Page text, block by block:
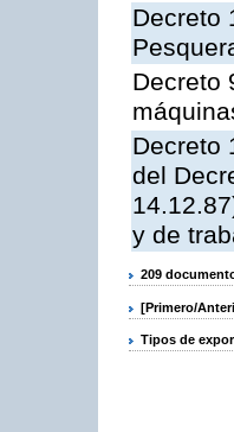
Decreto
Decreto
Decreto
del
y de
209
[Primero/
Tipos de